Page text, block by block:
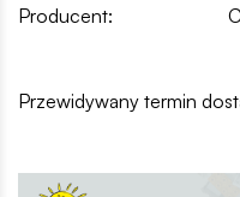
Producent:
Przewidywany termin